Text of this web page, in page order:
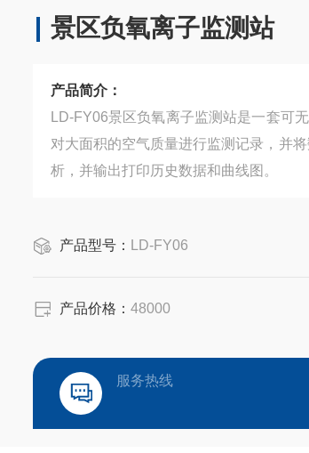
景区负氧离子监测站
产品简介：
LD-FY06景区负氧离子监测站是一套可
对大面积的空气质量进行监测记录，并
析，并输出打印历史数据和曲线图。
产品型号： LD-FY06
产品价格： 48000
服务热线